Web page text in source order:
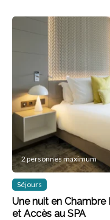
2 personnes maximum
Séjours
Une nuit en
et Accès au SPA